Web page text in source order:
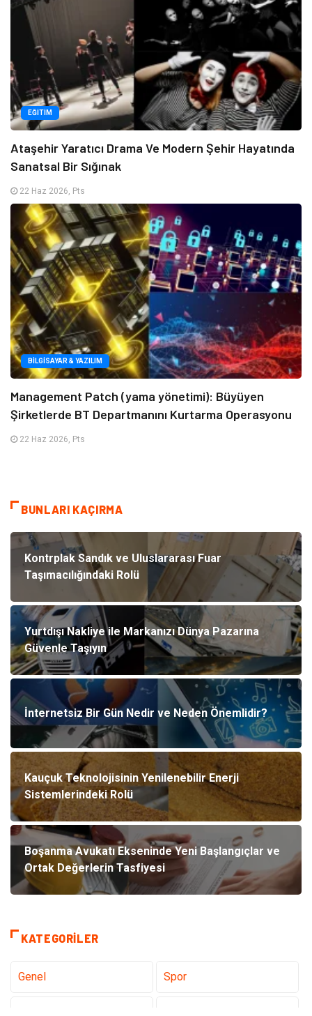
EĞITIM
Ataşehir Yaratıcı Drama Ve Modern Şehir Hayatında
Sanatsal Bir Sığınak
22 Haz 2026, Pts
BILGISAYAR & YAZILIM
Management Patch (yama yönetimi): Büyüyen
Şirketlerde BT Departmanını Kurtarma Operasyonu
22 Haz 2026, Pts
BUNLARI KAÇIRMA
Kontrplak Sandık ve Uluslararası Fuar
Taşımacılığındaki Rolü
Yurtdışı Nakliye ile Markanızı Dünya Pazarına
Güvenle Taşıyın
İnternetsiz Bir Gün Nedir ve Neden Önemlidir?
Kauçuk Teknolojisinin Yenilenebilir Enerji
Sistemlerindeki Rolü
Boşanma Avukatı Ekseninde Yeni Başlangıçlar ve
Ortak Değerlerin Tasfiyesi
KATEGORILER
Genel Spor